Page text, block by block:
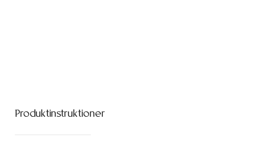
Produktinstruktioner